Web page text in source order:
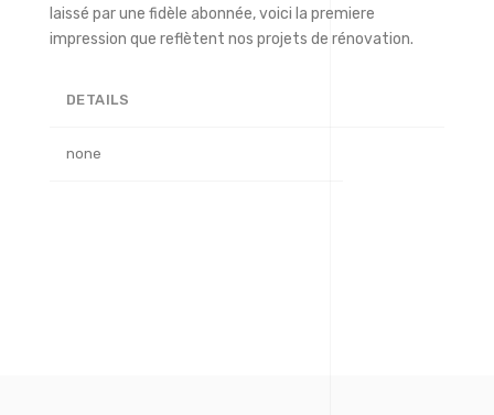
laissé par une fidèle abonnée, voici la premiere
impression que reflètent nos projets de rénovation.
DETAILS
none